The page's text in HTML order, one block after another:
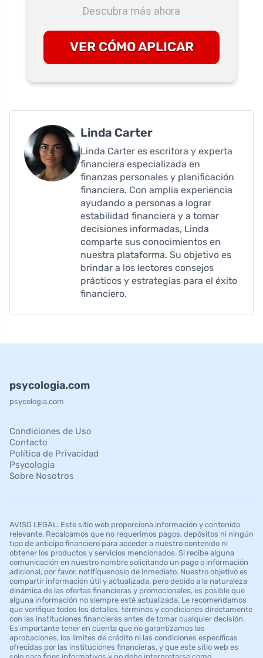
Descubra más ahora
VER CÓMO APLICAR
Linda Carter
Linda Carter es escritora y experta
financiera especializada en
finanzas personales y planificación
financiera. Con amplia experiencia
ayudando a personas a lograr
estabilidad financiera y a tomar
decisiones informadas, Linda
comparte sus conocimientos en
nuestra plataforma. Su objetivo es
brindar a los lectores consejos
prácticos y estrategias para el éxito
financiero.
psycologia.com
psycologia.com
Condiciones de Uso
Contacto
Política de Privacidad
Psycologia
Sobre Nosotros
AVISO LEGAL: Este sitio web proporciona información y contenido
relevante. Recalcamos que no requerimos pagos, depósitos ni ningún
tipo de anticipo financiero para acceder a nuestro contenido ni
obtener los productos y servicios mencionados. Si recibe alguna
comunicación en nuestro nombre solicitando un pago o información
adicional, por favor, notifíquenoslo de inmediato. Nuestro objetivo es
compartir información útil y actualizada, pero debido a la naturaleza
dinámica de las ofertas financieras y promocionales, es posible que
alguna información no siempre esté actualizada. Le recomendamos
que verifique todos los detalles, términos y condiciones directamente
con las instituciones financieras antes de tomar cualquier decisión.
Es importante tener en cuenta que no garantizamos las
aprobaciones, los límites de crédito ni las condiciones específicas
ofrecidas por las instituciones financieras, y que este sitio web es